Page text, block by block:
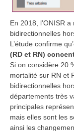
En 2018, l’ONISR
bidirectionnelles
L’étude confirme qu’
(RD et RN)
Si on considère 20
mortalité sur RN et
bidirectionnelles
départements très
principales
mais elles sont les
ainsi les